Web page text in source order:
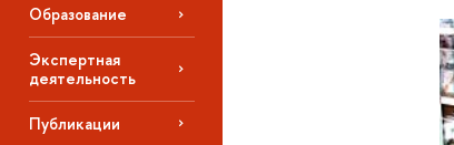
Образование
Экспертная
деятельность
Публикации